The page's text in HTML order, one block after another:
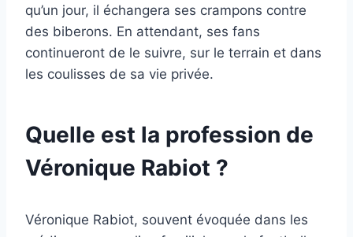
qu’un jour, il échangera ses crampons contre
des biberons. En attendant, ses fans
continueront de le suivre, sur le terrain et dans
les coulisses de sa vie privée.
Quelle est la profession de
Véronique Rabiot ?
Véronique Rabiot, souvent évoquée dans les